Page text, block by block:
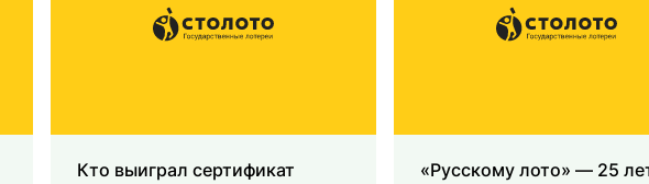
Кто выиграл сертификат
«Русскому лото» — 25